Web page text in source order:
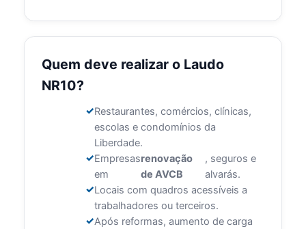
Quem deve realizar o Laudo
NR10?
Restaurantes, comércios, clínicas,
escolas e condomínios da
Liberdade.
Empresas
em
renovação
de AVCB
, seguros e
alvarás.
Locais com quadros acessíveis a
trabalhadores ou terceiros.
Após reformas, aumento de carga